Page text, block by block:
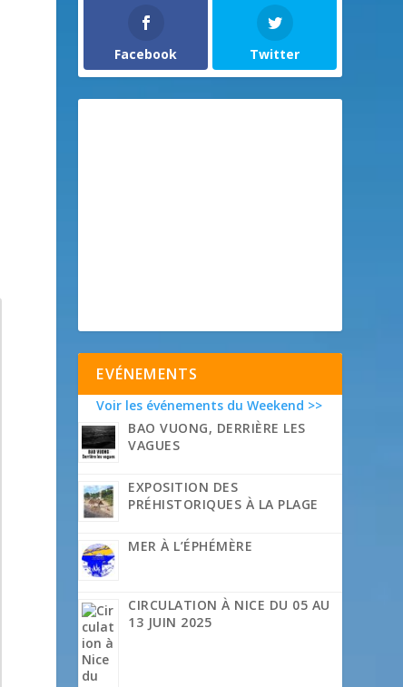
Facebook Twitter
EVÉNEMENTS
Voir les événements du Weekend >>
BAO VUONG, DERRIÈRE LES
VAGUES
EXPOSITION DES
PRÉHISTORIQUES À LA PLAGE
MER À L’ÉPHÉMÈRE
CIRCULATION À NICE DU 05 AU
13 JUIN 2025